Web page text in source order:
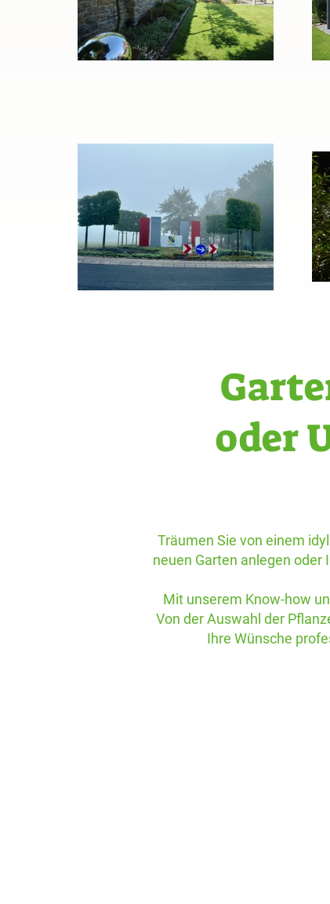
oder
Träumen Sie von einem
neuen Garten anlegen
Mit unserem Know-how
Von der Auswahl der
Ihre Wünsche